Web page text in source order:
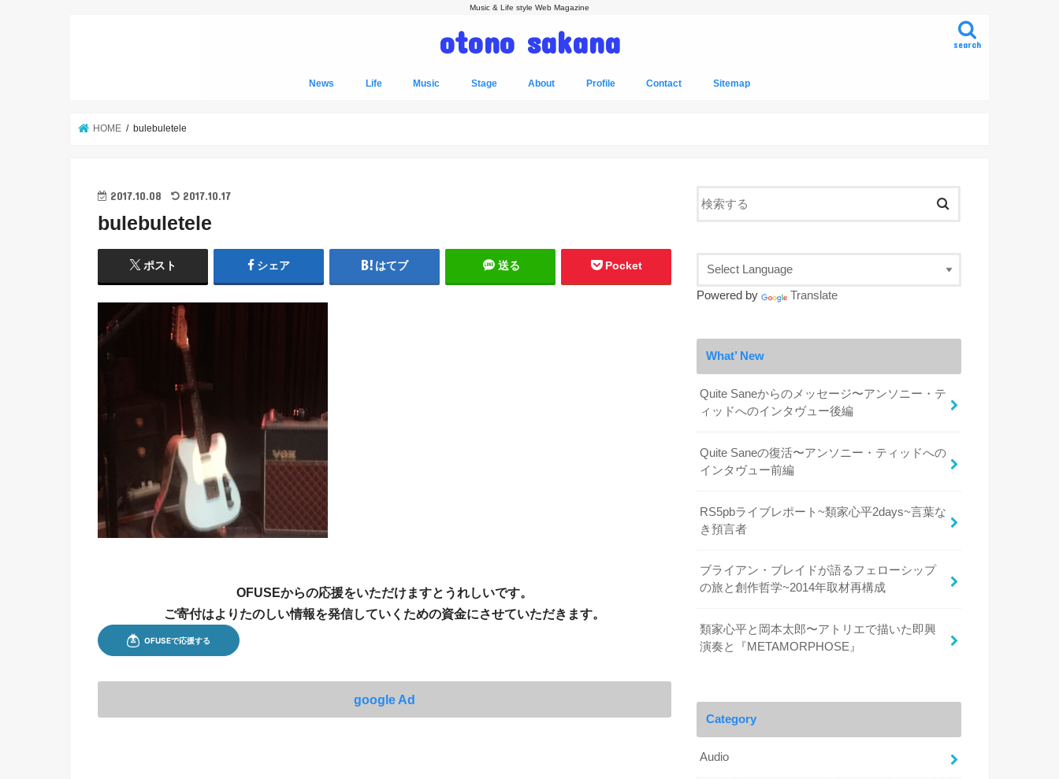
Music & Life style Web Magazine
otono sakana search
News Life Music Stage About Profile Contact Sitemap
HOME bulebuletele
2017.10.08 2017.10.17
bulebuletele
ポスト シェア はてブ 送る Pocket
OFUSEからの応援をいただけますとうれしいです。
ご寄付はよりたのしい情報を発信していくための資金にさせていただきます。
google Ad
Powered by Translate
What’ New
Quite Saneからのメッセージ〜アンソニー・テ
ィッドへのインタヴュー後編
Quite Saneの復活〜アンソニー・ティッドへの
インタヴュー前編
RS5pbライブレポート~類家心平2days~言葉な
き預言者
ブライアン・ブレイドが語るフェローシップ
の旅と創作哲学~2014年取材再構成
類家心平と岡本太郎〜アトリエで描いた即興
演奏と『METAMORPHOSE』
Category
Audio